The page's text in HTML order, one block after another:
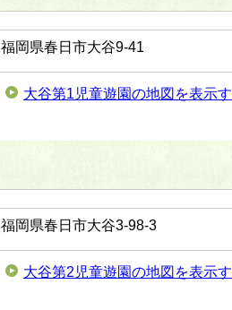
福岡県春日市大谷9-41
大谷第1児童遊園の地図を表示
福岡県春日市大谷3-98-3
大谷第2児童遊園の地図を表示